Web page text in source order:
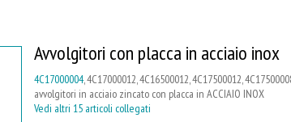
Avvolgitori con placca in acciaio inox
4C17000004, 4C17000012, 4C16500012, 4C17500012,
avvolgitori in acciaio zincato con placca in ACCIAIO INOX
Vedi altri 15 articoli collegati